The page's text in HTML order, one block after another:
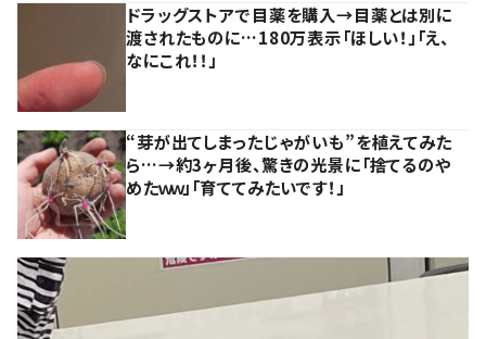
ドラッグストアで目薬を購入→目薬とは別に
渡されたものに…180万表示「ほしい！」「え、
なにこれ！！」
“芽が出てしまったじゃがいも”を植えてみた
ら…→約3ヶ月後、驚きの光景に「捨てるのや
めたｗｗ」「育ててみたいです！」